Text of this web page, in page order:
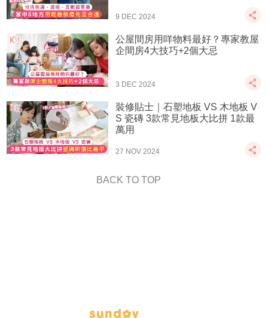
9 DEC 2024
公屋間房用咩物料最好？專家教屋
企間房4大技巧+2個大忌
3 DEC 2024
裝修貼士｜石塑地板 VS 木地板 V
S 瓷磚 3款常見地板大比拼 1款最
萬用
27 NOV 2024
BACK TO TOP